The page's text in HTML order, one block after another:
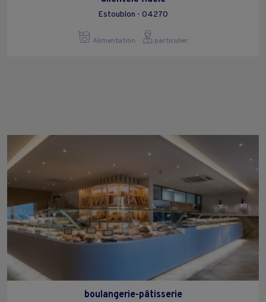
Estoublon - 04270
Alimentation particulier
boulangerie-pâtisserie